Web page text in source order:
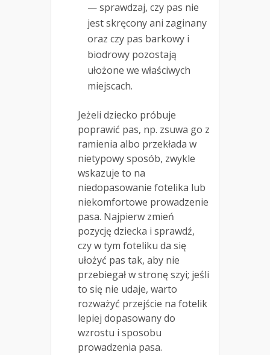
— sprawdzaj, czy pas nie
jest skręcony ani zaginany
oraz czy pas barkowy i
biodrowy pozostają
ułożone we właściwych
miejscach.
Jeżeli dziecko próbuje
poprawić pas, np. zsuwa go z
ramienia albo przekłada w
nietypowy sposób, zwykle
wskazuje to na
niedopasowanie fotelika lub
niekomfortowe prowadzenie
pasa. Najpierw zmień
pozycję dziecka i sprawdź,
czy w tym foteliku da się
ułożyć pas tak, aby nie
przebiegał w stronę szyi; jeśli
to się nie udaje, warto
rozważyć przejście na fotelik
lepiej dopasowany do
wzrostu i sposobu
prowadzenia pasa.